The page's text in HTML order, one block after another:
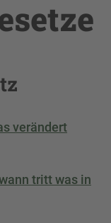
verändert
tritt was in